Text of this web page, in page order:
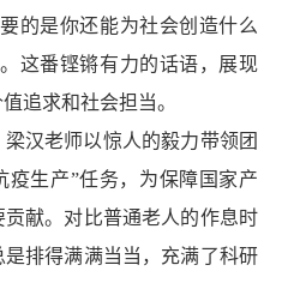
的是你还能为社会创造什么
这番铿锵有力的话语，展现
追求和社会担当。
汉老师以惊人的毅力带领团
疫生产”任务，为保障国家产
献。对比普通老人的作息时
排得满满当当，充满了科研